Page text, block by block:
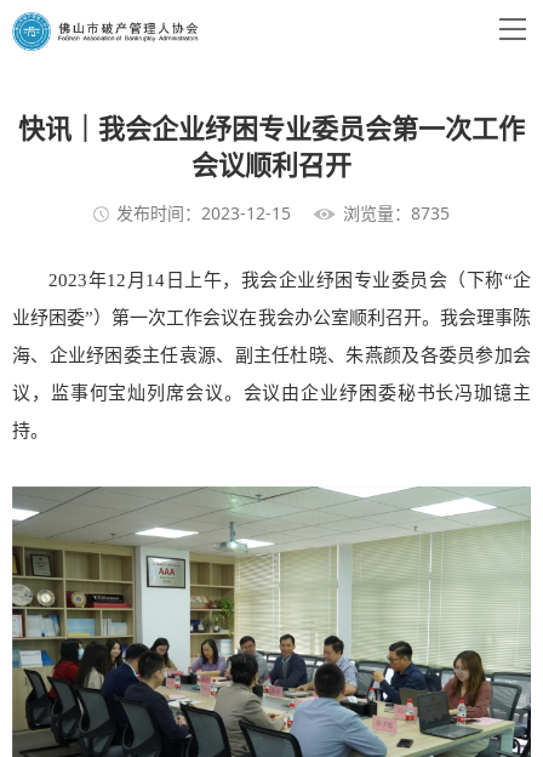
快讯｜我会企业纾困专业委员会第一次工作
会议顺利召开
发布时间：2023-12-15 浏览量：8735
2023年12月14日上午，我会企业纾困专业委员会（下称“企
业纾困委”）第一次工作会议在我会办公室顺利召开。我会理事陈
海、企业纾困委主任袁源、副主任杜晓、朱燕颜及各委员参加会
议，监事何宝灿列席会议。会议由企业纾困委秘书长冯珈镱主
持。